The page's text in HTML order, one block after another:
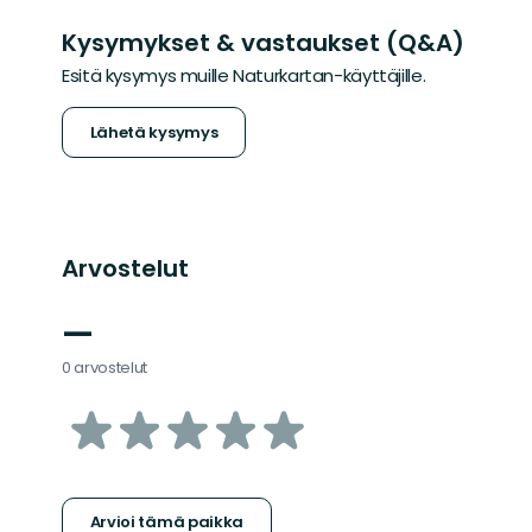
Kysymykset & vastaukset (Q&A)
Esitä kysymys muille Naturkartan-käyttäjille.
Lähetä kysymys
Arvostelut
—
0 arvostelut
/5
Arvioi tämä paikka